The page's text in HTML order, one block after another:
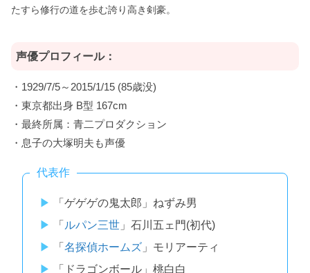
たすら修行の道を歩む誇り高き剣豪。
声優プロフィール：
・1929/7/5～2015/1/15 (85歳没)
・東京都出身 B型 167cm
・最終所属：青二プロダクション
・息子の大塚明夫も声優
代表作
「ゲゲゲの鬼太郎」ねずみ男
「 ルパン三世」石川五ェ門(初代)
「 名探偵ホームズ」モリアーティ
「ドラゴンボール」桃白白